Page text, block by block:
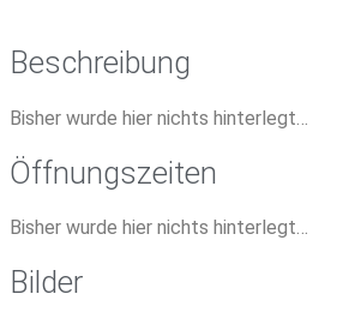
Beschreibung
Bisher wurde hier nichts hinterlegt…
Öffnungszeiten
Bisher wurde hier nichts hinterlegt…
Bilder